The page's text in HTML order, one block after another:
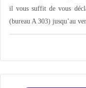
il vous suffit de vous
(bureau A 303) jusqu’au